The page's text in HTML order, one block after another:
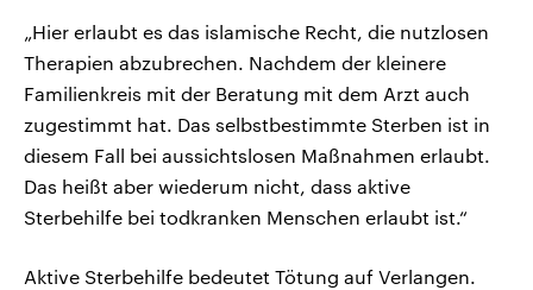
„Hier erlaubt es das islamische Recht, die nutzlosen
Therapien abzubrechen. Nachdem der kleinere
Familienkreis mit der Beratung mit dem Arzt auch
zugestimmt hat. Das selbstbestimmte Sterben ist in
diesem Fall bei aussichtslosen Maßnahmen erlaubt.
Das heißt aber wiederum nicht, dass aktive
Sterbehilfe bei todkranken Menschen erlaubt ist.“
Aktive Sterbehilfe bedeutet Tötung auf Verlangen.